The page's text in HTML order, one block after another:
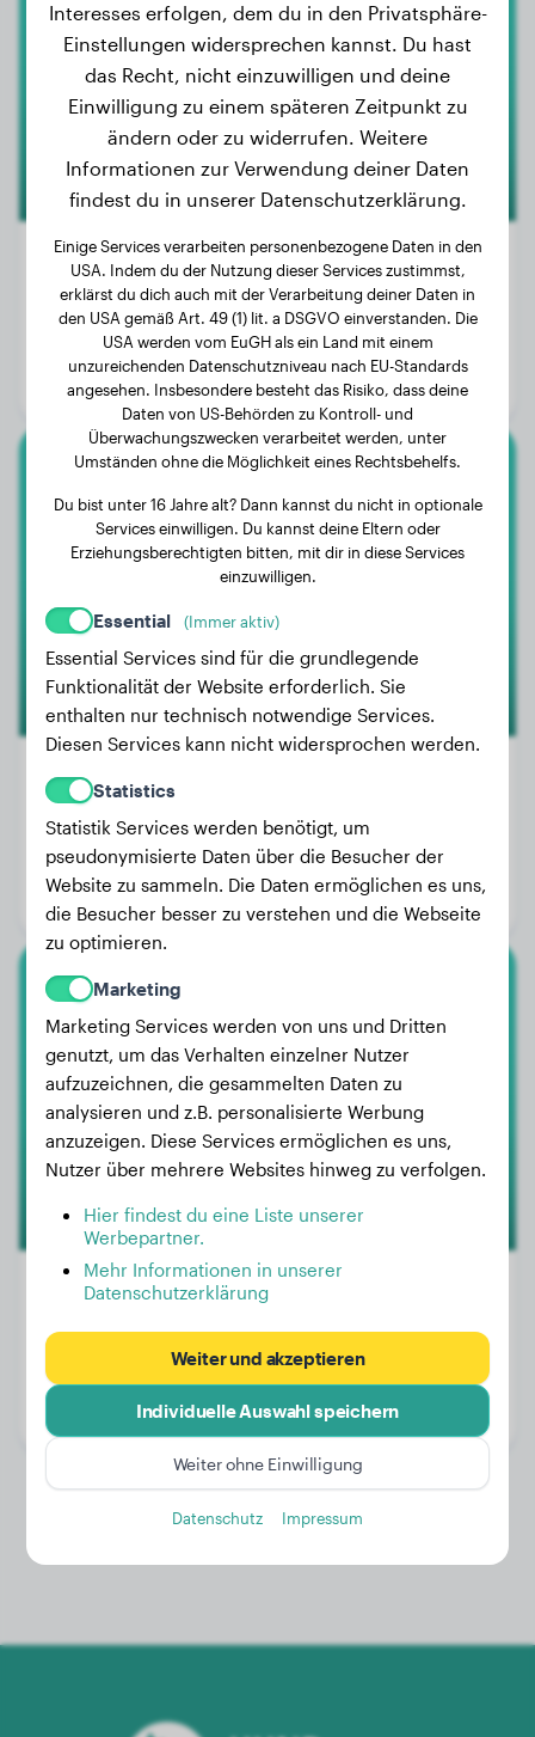
Vicky
Gewicht:
33 kg
2 Jahre, 7 Monate
Geschlecht:
Hündinn
Gordo
Gewicht:
Alter:
2 Jahre, 7 Monate
Geschlecht:
Rüde
American Staffordshire Terrier
Coca
Alter:
3 Jahre, 5 Monate
Geschlecht:
Interesses erfolgen, dem du in den Privatsphäre-
Einstellungen widersprechen kannst. Du hast
das Recht, nicht einzuwilligen und deine
Einwilligung zu einem späteren Zeitpunkt zu
ändern oder zu widerrufen. Weitere
Informationen zur Verwendung deiner Daten
findest du in unserer Datenschutzerklärung.
Einige Services verarbeiten personenbezogene Daten in den
USA. Indem du der Nutzung dieser Services zustimmst,
erklärst du dich auch mit der Verarbeitung deiner Daten in
den USA gemäß Art. 49 (1) lit. a DSGVO einverstanden. Die
USA werden vom EuGH als ein Land mit einem
unzureichenden Datenschutzniveau nach EU-Standards
angesehen. Insbesondere besteht das Risiko, dass deine
Daten von US-Behörden zu Kontroll- und
Überwachungszwecken verarbeitet werden, unter
Umständen ohne die Möglichkeit eines Rechtsbehelfs.
Du bist unter 16 Jahre alt? Dann kannst du nicht in optionale
Services einwilligen. Du kannst deine Eltern oder
Erziehungsberechtigten bitten, mit dir in diese Services
einzuwilligen.
Essential (Immer aktiv)
Essential Services sind für die grundlegende
Funktionalität der Website erforderlich. Sie
enthalten nur technisch notwendige Services.
Diesen Services kann nicht widersprochen werden.
Statistics
Statistik Services werden benötigt, um
pseudonymisierte Daten über die Besucher der
Website zu sammeln. Die Daten ermöglichen es uns,
die Besucher besser zu verstehen und die Webseite
zu optimieren.
Marketing
Marketing Services werden von uns und Dritten
genutzt, um das Verhalten einzelner Nutzer
aufzuzeichnen, die gesammelten Daten zu
analysieren und z.B. personalisierte Werbung
anzuzeigen. Diese Services ermöglichen es uns,
Nutzer über mehrere Websites hinweg zu verfolgen.
Hier findest du eine Liste unserer
Werbepartner.
Mehr Informationen in unserer
Datenschutzerklärung
Weiter und akzeptieren
Individuelle Auswahl speichern
Weiter ohne Einwilligung
Datenschutz Impressum